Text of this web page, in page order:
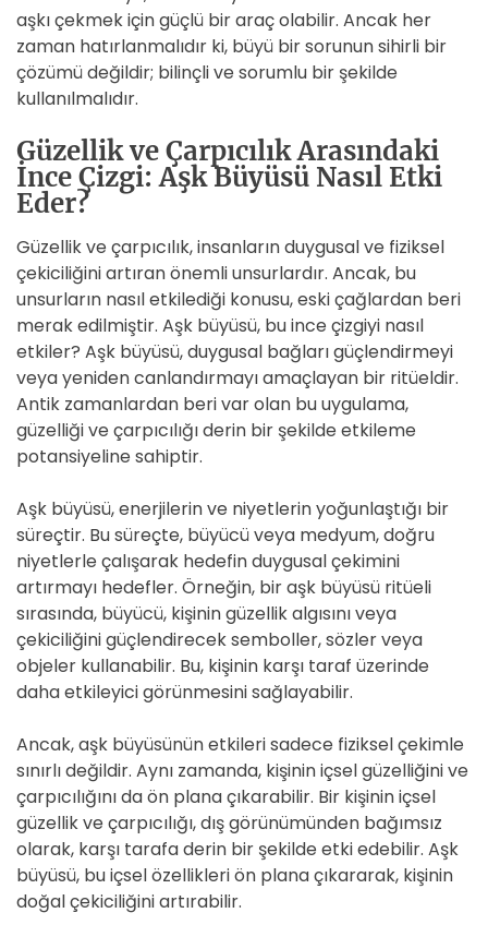
aşkı çekmek için güçlü bir araç olabilir. Ancak her
zaman hatırlanmalıdır ki, büyü bir sorunun sihirli bir
çözümü değildir; bilinçli ve sorumlu bir şekilde
kullanılmalıdır.
Güzellik ve Çarpıcılık Arasındaki
İnce Çizgi: Aşk Büyüsü Nasıl Etki
Eder?
Güzellik ve çarpıcılık, insanların duygusal ve fiziksel
çekiciliğini artıran önemli unsurlardır. Ancak, bu
unsurların nasıl etkilediği konusu, eski çağlardan beri
merak edilmiştir. Aşk büyüsü, bu ince çizgiyi nasıl
etkiler? Aşk büyüsü, duygusal bağları güçlendirmeyi
veya yeniden canlandırmayı amaçlayan bir ritüeldir.
Antik zamanlardan beri var olan bu uygulama,
güzelliği ve çarpıcılığı derin bir şekilde etkileme
potansiyeline sahiptir.
Aşk büyüsü, enerjilerin ve niyetlerin yoğunlaştığı bir
süreçtir. Bu süreçte, büyücü veya medyum, doğru
niyetlerle çalışarak hedefin duygusal çekimini
artırmayı hedefler. Örneğin, bir aşk büyüsü ritüeli
sırasında, büyücü, kişinin güzellik algısını veya
çekiciliğini güçlendirecek semboller, sözler veya
objeler kullanabilir. Bu, kişinin karşı taraf üzerinde
daha etkileyici görünmesini sağlayabilir.
Ancak, aşk büyüsünün etkileri sadece fiziksel çekimle
sınırlı değildir. Aynı zamanda, kişinin içsel güzelliğini ve
çarpıcılığını da ön plana çıkarabilir. Bir kişinin içsel
güzellik ve çarpıcılığı, dış görünümünden bağımsız
olarak, karşı tarafa derin bir şekilde etki edebilir. Aşk
büyüsü, bu içsel özellikleri ön plana çıkararak, kişinin
doğal çekiciliğini artırabilir.